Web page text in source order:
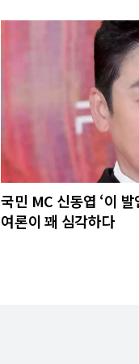
국민 MC 신동엽 ‘이
여론이 꽤 심각하다